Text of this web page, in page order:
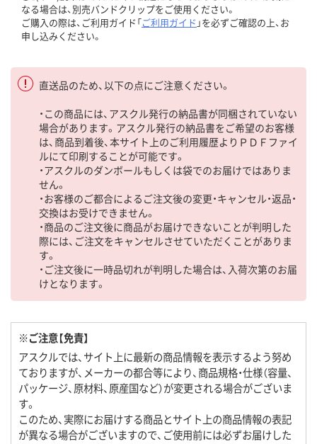
なる場合は、別売バンドクリップをご使用ください。
ご購入の際は、ご利用ガイド「ご利用ガイド 」を必ずご確認の上、お
申し込みください。
直送品のため、以下の点にご注意ください。
・この商品には、アスクル発行の納品書が同梱されていない
場合があります。アスクル発行の納品書をご希望のお客様
は、商品到着後、本サイト上のご利用履歴よりＰＤＦファイ
ルにて印刷することが可能です。
・アスクルのダンボールもしくは袋でのお届けではありま
せん。
・お客様のご都合によるご注文後の変更・キャンセル・返品・
交換はお受けできません。
・商品のご注文後に商品がお届けできないことが判明した
際には、ご注文をキャンセルさせていただくことがありま
す。
・ご注文後に一時品切れが判明した場合は、入荷次第のお届
けとなります。
※ご注意【免責】
アスクルでは、サイト上に最新の商品情報を表示するよう努め
ておりますが、メーカーの都合等により、商品規格・仕様（容量、
パッケージ、原材料、原産国など）が変更される場合がございま
す。
このため、実際にお届けする商品とサイト上の商品情報の表記
が異なる場合がございますので、ご使用前には必ずお届けした